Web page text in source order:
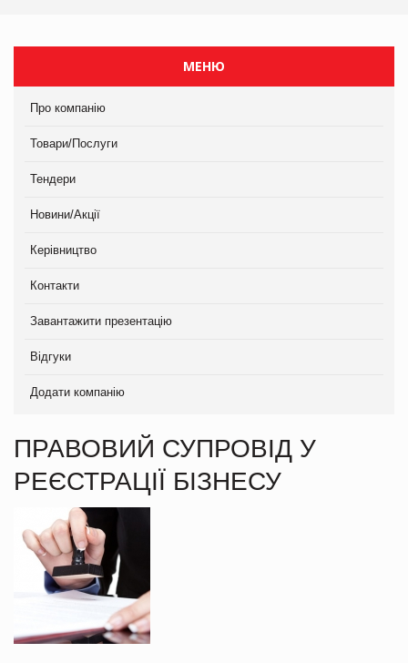
МЕНЮ
Про компанію
Товари/Послуги
Тендери
Новини/Акції
Керівництво
Контакти
Завантажити презентацію
Відгуки
Додати компанію
ПРАВОВИЙ СУПРОВІД У
РЕЄСТРАЦІЇ БІЗНЕСУ